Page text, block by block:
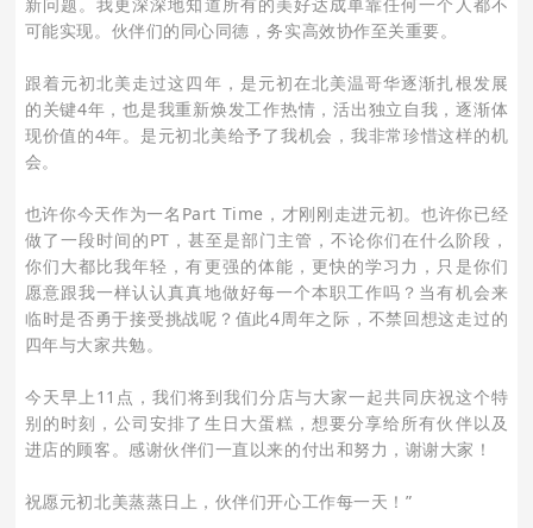
可能实现。伙伴们的同心同德，务实高效协作至关重要。
跟着元初北美走过这四年，是元初在北美温哥华逐渐扎根发展
的关键4年，也是我重新焕发工作热情，活出独立自我，逐渐体
现价值的4年。是元初北美给予了我机会，我非常珍惜这样的机
会。
也许你今天作为一名Part Time，才刚刚走进元初。也许你已经
做了一段时间的PT，甚至是部门主管，不论你们在什么阶段，
你们大都比我年轻，有更强的体能，更快的学习力，只是你们
愿意跟我一样认认真真地做好每一个本职工作吗？当有机会来
临时是否勇于接受挑战呢？值此4周年之际，不禁回想这走过的
四年与大家共勉。
今天早上11点，我们将到我们分店与大家一起共同庆祝这个特
别的时刻，公司安排了生日大蛋糕，想要分享给所有伙伴以及
进店的顾客。感谢伙伴们一直以来的付出和努力，谢谢大家！
祝愿元初北美蒸蒸日上，伙伴们开心工作每一天！”